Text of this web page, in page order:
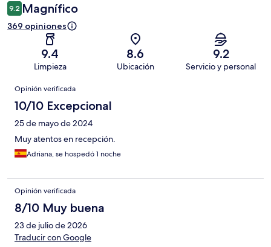
9.2 Magnífico
369 opiniones
9.4
Limpieza
8.6
Ubicación
9.2
Servicio y personal
Opiniones
Opinión verificada
10/10 Excepcional
25 de mayo de 2024
Muy atentos en recepción.
Adriana, se hospedó 1 noche
Opinión verificada
8/10 Muy buena
23 de julio de 2026
Traducir con Google